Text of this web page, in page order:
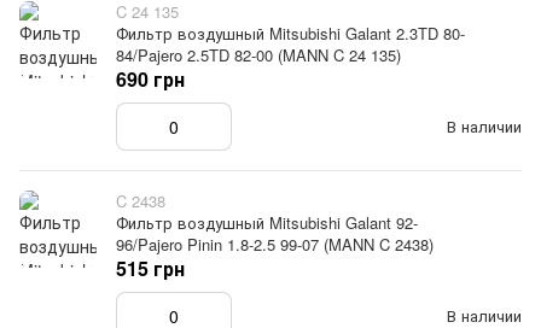
C 24 135
Фильтр воздушный Mitsubishi Galant 2.3TD 80-
84/Pajero 2.5TD 82-00 (MANN C 24 135)
В наличии
690 грн
C 2438
Фильтр воздушный Mitsubishi Galant 92-
96/Pajero Pinin 1.8-2.5 99-07 (MANN C 2438)
В наличии
515 грн